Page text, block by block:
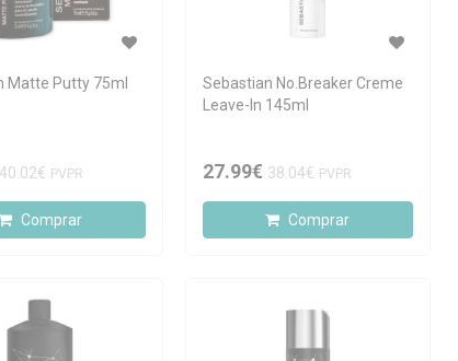
Matte Putty 75ml
40.02€ PVPR
Comprar
Sebastian No.Breaker Creme
Leave-In 145ml
27.99€ 38.04€ PVPR
Comprar